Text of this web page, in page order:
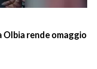
Olbia rende omaggio